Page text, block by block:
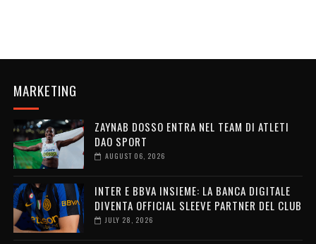
MARKETING
ZAYNAB DOSSO ENTRA NEL TEAM DI ATLETI
DAO SPORT
AUGUST 06, 2026
INTER E BBVA INSIEME: LA BANCA DIGITALE
DIVENTA OFFICIAL SLEEVE PARTNER DEL CLUB
JULY 28, 2026